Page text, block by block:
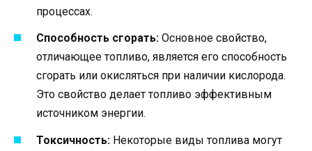
процессах.
Способность сгорать: Основное свойство,
отличающее топливо, является его способность
сгорать или окисляться при наличии кислорода.
Это свойство делает топливо эффективным
источником энергии.
Токсичность: Некоторые виды топлива могут